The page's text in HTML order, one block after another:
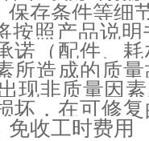
保存条件等细
按照产品说
诺（配件、
所造成的质
现非质量因
坏，在可修
免收工时费用